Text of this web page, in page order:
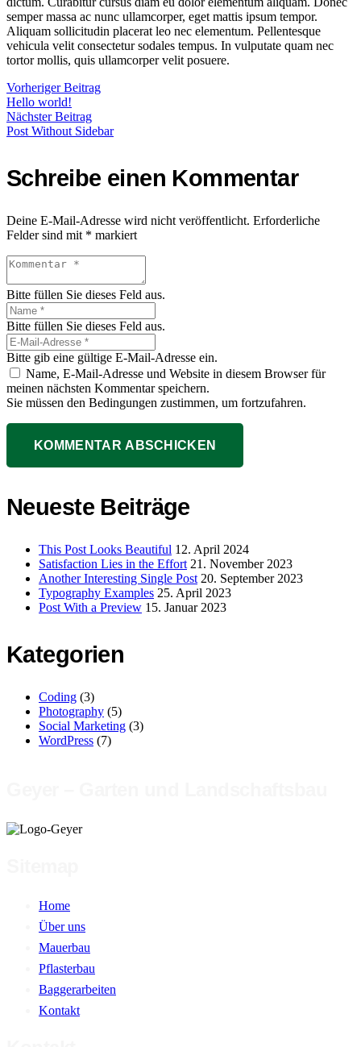
semper massa ac nunc ullamcorper, eget mattis ipsum tempor.
Aliquam sollicitudin placerat leo nec elementum. Pellentesque
vehicula velit consectetur sodales tempus. In vulputate quam nec
tortor mollis, quis ullamcorper velit posuere.
Vorheriger Beitrag
Hello world!
Nächster Beitrag
Post Without Sidebar
Schreibe einen Kommentar
Deine E-Mail-Adresse wird nicht veröffentlicht. Erforderliche
Felder sind mit * markiert
Bitte füllen Sie dieses Feld aus.
Bitte füllen Sie dieses Feld aus.
Bitte gib eine gültige E-Mail-Adresse ein.
Name, E-Mail-Adresse und Website in diesem Browser für
meinen nächsten Kommentar speichern.
Sie müssen den Bedingungen zustimmen, um fortzufahren.
KOMMENTAR ABSCHICKEN
Neueste Beiträge
This Post Looks Beautiful 12. April 2024
Satisfaction Lies in the Effort 21. November 2023
Another Interesting Single Post 20. September 2023
Typography Examples 25. April 2023
Post With a Preview 15. Januar 2023
Kategorien
Coding (3)
Photography (5)
Social Marketing (3)
WordPress (7)
Home
Über uns
Mauerbau
Pflasterbau
Baggerarbeiten
Kontakt